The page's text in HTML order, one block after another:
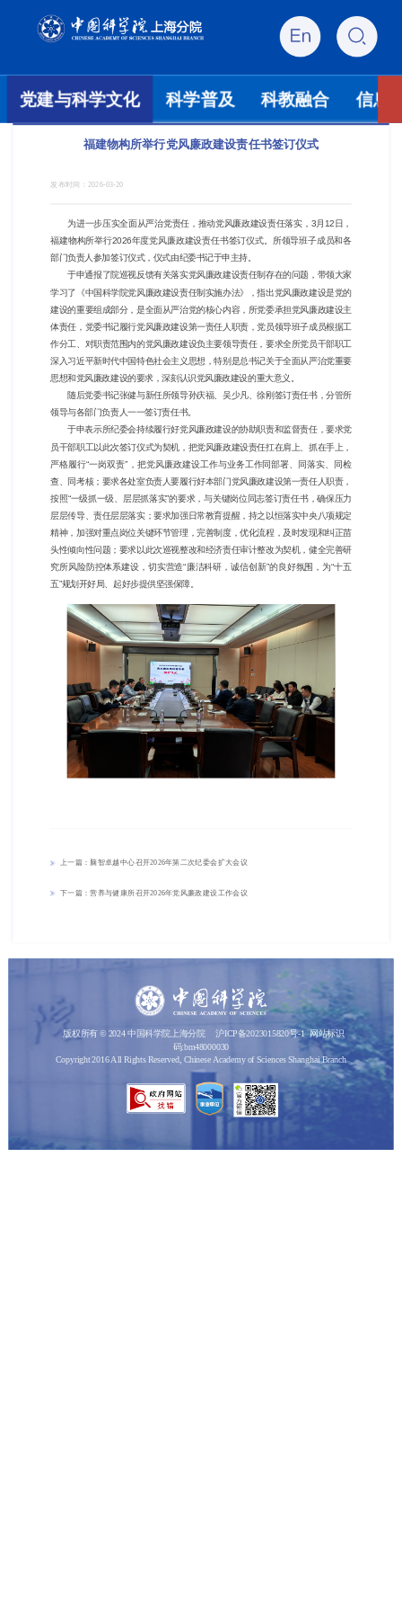
党建与科学文化 科学普及 科教融合 信息
福建物构所举行党风廉政建设责任书签订仪式
发布时间： 2026-03-20
为进一步压实全面从严治党责任，推动党风廉政建设责任落实， 3月12日，
福建物构所举行2026年度党风廉政建设责任书签订仪式。所领导班子成员和各
部门负责人参加签订仪式，仪式由纪委书记于申主持。
于申通报了院巡视反馈有关落实党风廉政建设责任制存在的问题，带领大家
学习了《中国科学院党风廉政建设责任制实施办法》，指出党风廉政建设是党的
建设的重要组成部分，是全面从严治党的核心内容，所党委承担党风廉政建设主
体责任，党委书记履行党风廉政建设第一责任人职责，党员领导班子成员根据工
作分工、对职责范围内的党风廉政建设负主要领导责任，要求全所党员干部职工
深入习近平新时代中国特色社会主义思想，特别是总书记关于全面从严治党重要
思想和党风廉政建设的要求，深刻认识党风廉政建设的重大意义。
随后党委书记张健与新任所领导孙庆福、吴少凡、徐刚签订责任书，分管所
领导与各部门负责人一一签订责任书。
于申表示所纪委会持续履行好党风廉政建设的协助职责和监督责任，要求党
员干部职工以此次签订仪式为契机，把党风廉政建设责任扛在肩上、抓在手上，
严格履行“一岗双责”，把党风廉政建设工作与业务工作同部署、同落实、同检
查、同考核；要求各处室负责人要履行好本部门党风廉政建设第一责任人职责，
按照“一级抓一级、层层抓落实”的要求，与关键岗位同志签订责任书，确保压力
层层传导、责任层层落实；要求加强日常教育提醒，持之以恒落实中央八项规定
精神，加强对重点岗位关键环节管理，完善制度，优化流程，及时发现和纠正苗
头性倾向性问题；要求以此次巡视整改和经济责任审计整改为契机，健全完善研
究所风险防控体系建设，切实营造“廉洁科研，诚信创新”的良好氛围，为“十五
五”规划开好局、起好步提供坚强保障。
上一篇：脑智卓越中心召开2026年第二次纪委会扩大会议
下一篇：营养与健康所召开2026年党风廉政建设工作会议
版权所有 © 2024 中国科学院上海分院 沪ICP备2023015820号-1 网站标识
码:bm48000030
Copyright 2016 All Rights Reserved, Chinese Academy of Sciences Shanghai Branch